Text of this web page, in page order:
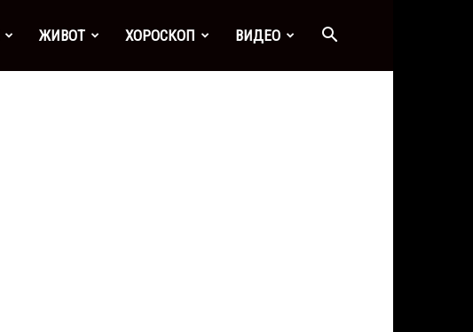
ЖИВОТ ХОРОСКОП ВИДЕО